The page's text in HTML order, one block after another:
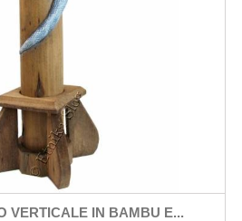
VERTICALE IN BAMBU E...